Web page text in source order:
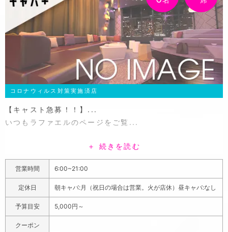
コロナウィルス対策実施済店
【キャスト急募！！】...
いつもラファエルのページをご覧...
【キャスト急募！！】 朝・昼キャバ市川ラファエルでは
絶賛キャスト急募中です！！ 時間帯は6時〜21時の中から
シフト柔軟に対応します！ 例えば ・オープンから長い時
＋ 続きを読む
営業時間 6:00~21:00
定休日 朝キャバ:月（祝日の場合は営業。火が店休）昼キャバ:なし
予算目安 5,000円～
クーポン